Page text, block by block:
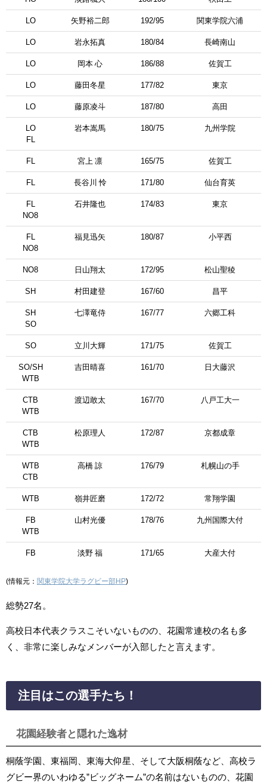
LО 矢野裕二郎 192/95 関東学院六浦
LО 岩永拓真 180/84 長崎南山
LО 岡本 心 186/88 佐賀工
LО 藤田冬星 177/82 東京
LО 藤原凌斗 187/80 高田
LО
FL
岩本嵩馬 180/75 九州学院
FL 宮上 凛 165/75 佐賀工
FL 長谷川 怜 171/80 仙台育英
FL
NО8
石井隆也 174/83 東京
FL
NО8
福見迅矢 180/87 小平西
NО8 日山翔太 172/95 松山聖稜
SH 村田建登 167/60 昌平
SH
SО
七澤竜侍 167/77 六郷工科
SО 立川大輝 171/75 佐賀工
SО/SH
WTB
吉田晴喜 161/70 日大藤沢
CTB
WTB
渡辺敢太 167/70 八戸工大一
CTB
WTB
松原理人 172/87 京都成章
WTB
CTB
高橋 諒 176/79 札幌山の手
WTB 嶺井匠磨 172/72 常翔学園
FB
WTB
山村光優 178/76 九州国際大付
FB 淡野 福 171/65 大産大付
(情報元： 関東学院大学ラグビー部HP)
総勢27名。
高校日本代表クラスこそいないものの、花園常連校の名も多
く、非常に楽しみなメンバーが入部したと言えます。
注目はこの選手たち！
花園経験者と隠れた逸材
桐蔭学園、東福岡、東海大仰星、そして大阪桐蔭など、高校ラ
グビー界のいわゆる”ビッグネーム”の名前はないものの、花園